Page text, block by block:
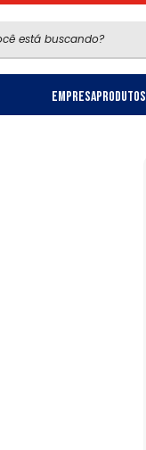
EmpresaProdutos